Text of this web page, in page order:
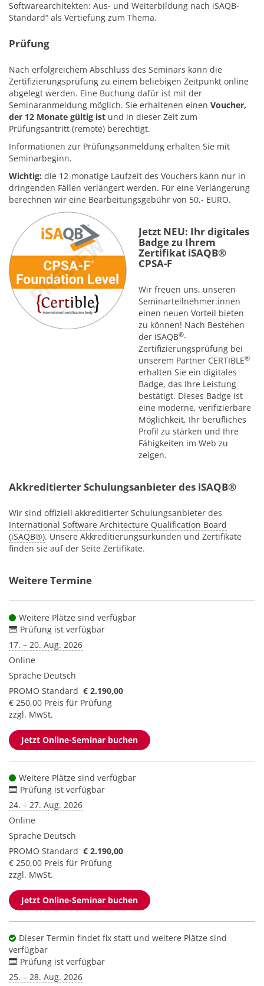
Softwarearchitekten: Aus- und Weiterbildung nach iSAQB-
Standard“ als Vertiefung zum Thema.
Prüfung
Nach erfolgreichem Abschluss des Seminars kann die
Zertifizierungsprüfung zu einem beliebigen Zeitpunkt online
abgelegt werden. Eine Buchung dafür ist mit der
Seminaranmeldung möglich. Sie erhaltenen einen Voucher,
der 12 Monate gültig ist und in dieser Zeit zum
Prüfungsantritt (remote) berechtigt.
Informationen zur Prüfungsanmeldung erhalten Sie mit
Seminarbeginn.
Wichtig: die 12-monatige Laufzeit des Vouchers kann nur in
dringenden Fällen verlängert werden. Für eine Verlängerung
berechnen wir eine Bearbeitungsgebühr von 50,- EURO.
Jetzt NEU: Ihr digitales
Badge zu Ihrem
Zertifikat iSAQB®
CPSA-F
Wir freuen uns, unseren
Seminarteilnehmer:innen
einen neuen Vorteil bieten
zu können! Nach Bestehen
der iSAQB®-
Zertifizierungsprüfung bei
unserem Partner CERTIBLE®
erhalten Sie ein digitales
Badge, das Ihre Leistung
bestätigt. Dieses Badge ist
eine moderne, verifizierbare
Möglichkeit, Ihr berufliches
Profil zu stärken und Ihre
Fähigkeiten im Web zu
zeigen.
Akkreditierter Schulungsanbieter des iSAQB®
Wir sind offiziell akkreditierter Schulungsanbieter des
International Software Architecture Qualification Board
(iSAQB®). Unsere Akkreditierungsurkunden und Zertifikate
finden sie auf der Seite Zertifikate.
Weitere Termine
Weitere Plätze sind verfügbar
Prüfung ist verfügbar
17. – 20. Aug. 2026
Online
Sprache Deutsch
PROMO Standard € 2.190,00
€ 250,00 Preis für Prüfung
zzgl. MwSt.
Jetzt Online-Seminar buchen
Weitere Plätze sind verfügbar
Prüfung ist verfügbar
24. – 27. Aug. 2026
Online
Sprache Deutsch
PROMO Standard € 2.190,00
€ 250,00 Preis für Prüfung
zzgl. MwSt.
Jetzt Online-Seminar buchen
Dieser Termin findet fix statt und weitere Plätze sind
verfügbar
Prüfung ist verfügbar
25. – 28. Aug. 2026